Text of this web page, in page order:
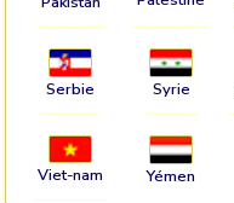
Serbie Syrie
Viet-nam Yémen